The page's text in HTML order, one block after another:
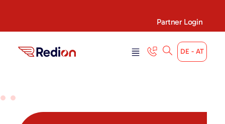
Partner Login
DE - AT